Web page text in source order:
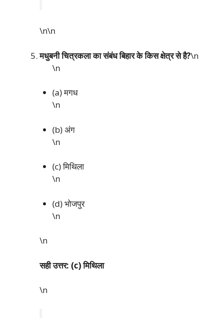
\n\n
मधुबनी चित्रकला का संबंध बिहार के किस क्षेत्र से है?\n
\n
(a) मगध
\n
(b) अंग
\n
(c) मिथिला
\n
(d) भोजपुर
\n
\n
सही उत्तर: (c) मिथिला
\n